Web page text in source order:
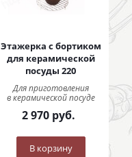
Этажерка с бортиком
для керамической
посуды 220
Для приготовления
в керамической посуде
2 970руб.
В корзину